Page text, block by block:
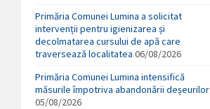
Primăria Comunei Lumina a solicitat
intervenții pentru igienizarea și
decolmatarea cursului de apă care
traversează localitatea 06/08/2026
Primăria Comunei Lumina intensifică
măsurile împotriva abandonării deșeurilor
05/08/2026